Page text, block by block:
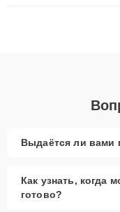
Выдаётся ли вами
Как узнать, когда
готово?